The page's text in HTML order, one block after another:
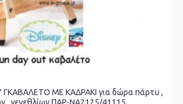
ΓΚΑΒΑΛΕΤΟ ΜΕ ΚΑΔΡΑΚΙ για δώρα πάρτυ ,